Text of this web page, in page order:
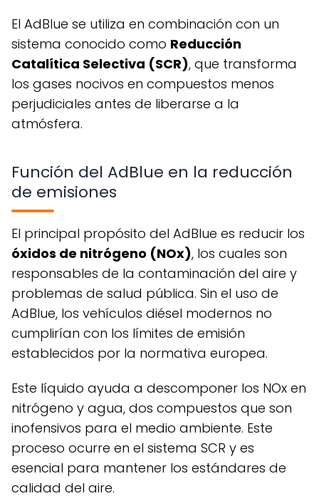
El AdBlue se utiliza en combinación con un
sistema conocido como Reducción
Catalítica Selectiva (SCR), que transforma
los gases nocivos en compuestos menos
perjudiciales antes de liberarse a la
atmósfera.
Función del AdBlue en la reducción
de emisiones
El principal propósito del AdBlue es reducir los
óxidos de nitrógeno (NOx), los cuales son
responsables de la contaminación del aire y
problemas de salud pública. Sin el uso de
AdBlue, los vehículos diésel modernos no
cumplirían con los límites de emisión
establecidos por la normativa europea.
Este líquido ayuda a descomponer los NOx en
nitrógeno y agua, dos compuestos que son
inofensivos para el medio ambiente. Este
proceso ocurre en el sistema SCR y es
esencial para mantener los estándares de
calidad del aire.